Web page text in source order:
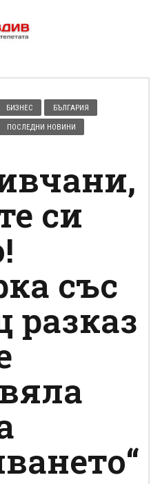
БИЗНЕС БЪЛГАРИЯ
ПОСЛЕДНИ НОВИНИ
си
със
разказ